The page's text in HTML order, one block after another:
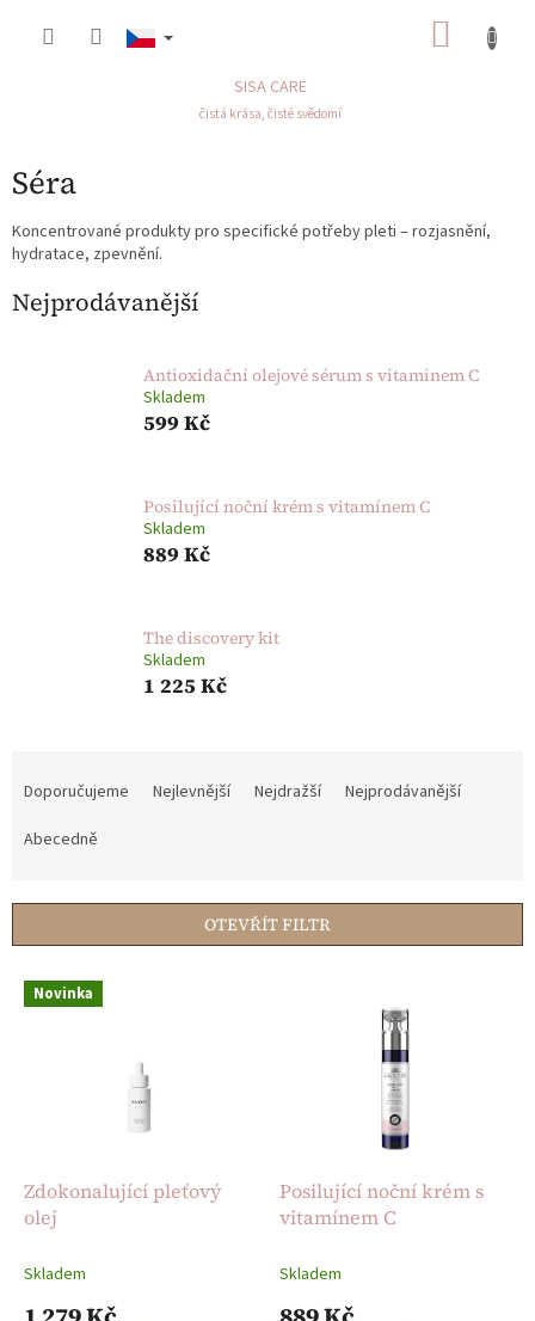
SISA CARE
čistá krása, čisté svědomí
Séra
Koncentrované produkty pro specifické potřeby pleti – rozjasnění,
hydratace, zpevnění.
Nejprodávanější
Antioxidační olejové sérum s vitaminem C
Skladem
599 Kč
Posilující noční krém s vitamínem C
Skladem
889 Kč
The discovery kit
Skladem
1 225 Kč
í
r
o
d
Doporučujeme Nejlevnější Nejdražší
Nejprodávanější
Abecedně
OTEVŘÍT FILTR
V
ý
d
u
Novinka
Zdokonalující pleťový
olej
Skladem
Posilující noční krém s
vitamínem C
Skladem